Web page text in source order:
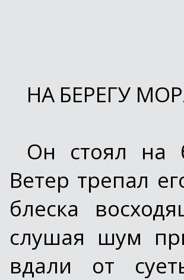
НА БЕРЕГУ
Он стоял на
Ветер трепал
блеска
слушая шум
вдали от